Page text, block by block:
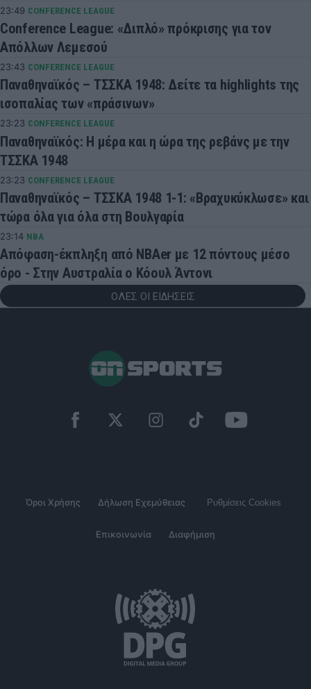
23:49 CONFERENCE LEAGUE
Conference League: «Διπλό» πρόκρισης για τον
Απόλλων Λεμεσού
23:43 CONFERENCE LEAGUE
Παναθηναϊκός – ΤΣΣΚΑ 1948: Δείτε τα highlights της
ισοπαλίας των «πράσινων»
23:23 CONFERENCE LEAGUE
Παναθηναϊκός: Η μέρα και η ώρα της ρεβάνς με την
ΤΣΣΚΑ 1948
23:23 CONFERENCE LEAGUE
Παναθηναϊκός – ΤΣΣΚΑ 1948 1-1: «Βραχυκύκλωσε» και
τώρα όλα για όλα στη Βουλγαρία
23:14 NBA
Απόφαση-έκπληξη από NBAer με 12 πόντους μέσο
όρο - Στην Αυστραλία ο Κόουλ Άντονι
ΟΛΕΣ ΟΙ ΕΙΔΗΣΕΙΣ
Όροι Χρήσης Δήλωση Εχεμύθειας Ρυθμίσεις Cookies
Επικοινωνία Διαφήμιση